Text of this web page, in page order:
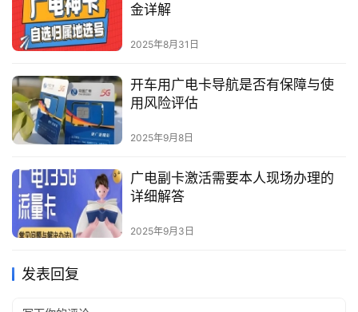
金详解
2025年8月31日
开车用广电卡导航是否有保障与使
用风险评估
2025年9月8日
广电副卡激活需要本人现场办理的
详细解答
2025年9月3日
发表回复